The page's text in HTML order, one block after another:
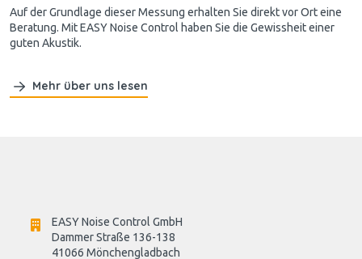
Auf der Grundlage dieser Messung erhalten Sie direkt vor Ort eine
Beratung. Mit EASY Noise Control haben Sie die Gewissheit einer
guten Akustik.
Mehr über uns lesen
EASY Noise Control GmbH
Dammer Straße 136-138
41066 Mönchengladbach